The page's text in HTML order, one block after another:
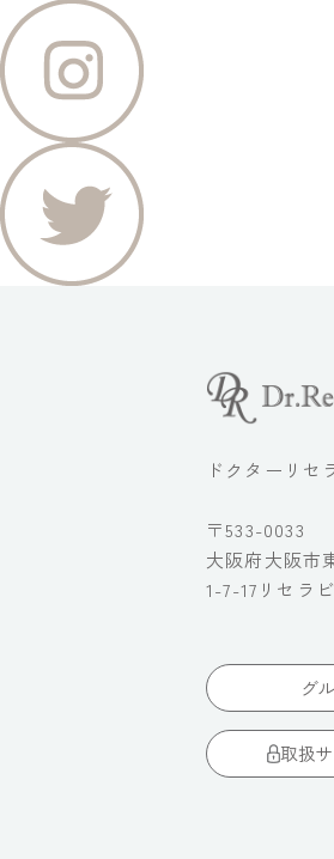
ドクターリセ
〒533-0033
大阪府大阪市
1-7-17リセラ
グ
取扱